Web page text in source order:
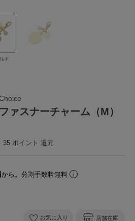
ド
ァスナーチャーム（M）
35 ポイント 還元
から。分割手数料無料
お気に入り 店舗在庫